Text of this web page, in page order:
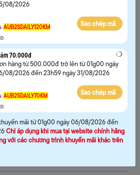
MUA NGAY
VÀO GIỎ
08/2026
AUB2SDAILY120KM Sao chép mã
70.000đ
hàng từ 500.000đ trở lên từ 01g00 ngày
08/2026 đến 23h59 ngày 31/08/2026
AUB2SDAILY70KM Sao chép mã
mãi từ 01g00 ngày 06/08/2026 đến
Chỉ áp dụng khi mua tại website chính hãng
với các chương trình khuyến mãi khác trên